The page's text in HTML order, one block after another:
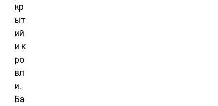
кр
ыт
ий
и к
ро
вл
и.
Ба